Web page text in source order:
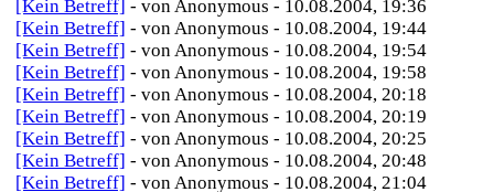
[Kein Betreff] - von Anonymous - 10.08.2004, 19:36
[Kein Betreff] - von Anonymous - 10.08.2004, 19:44
[Kein Betreff] - von Anonymous - 10.08.2004, 19:54
[Kein Betreff] - von Anonymous - 10.08.2004, 19:58
[Kein Betreff] - von Anonymous - 10.08.2004, 20:18
[Kein Betreff] - von Anonymous - 10.08.2004, 20:19
[Kein Betreff] - von Anonymous - 10.08.2004, 20:25
[Kein Betreff] - von Anonymous - 10.08.2004, 20:48
[Kein Betreff] - von Anonymous - 10.08.2004, 21:04